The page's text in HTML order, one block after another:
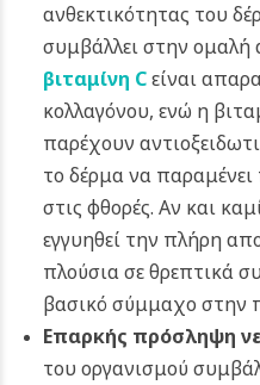
ανθεκτικότητας του
συμβάλλει στην
βιταμίνη C είναι
κολλαγόνου, ενώ η
παρέχουν
το δέρμα να παραμένει
στις φθορές. Αν και
εγγυηθεί την πλήρη
πλούσια σε θρεπτικά
βασικό σύμμαχο στην
Επαρκής πρόσληψη
του οργανισμού